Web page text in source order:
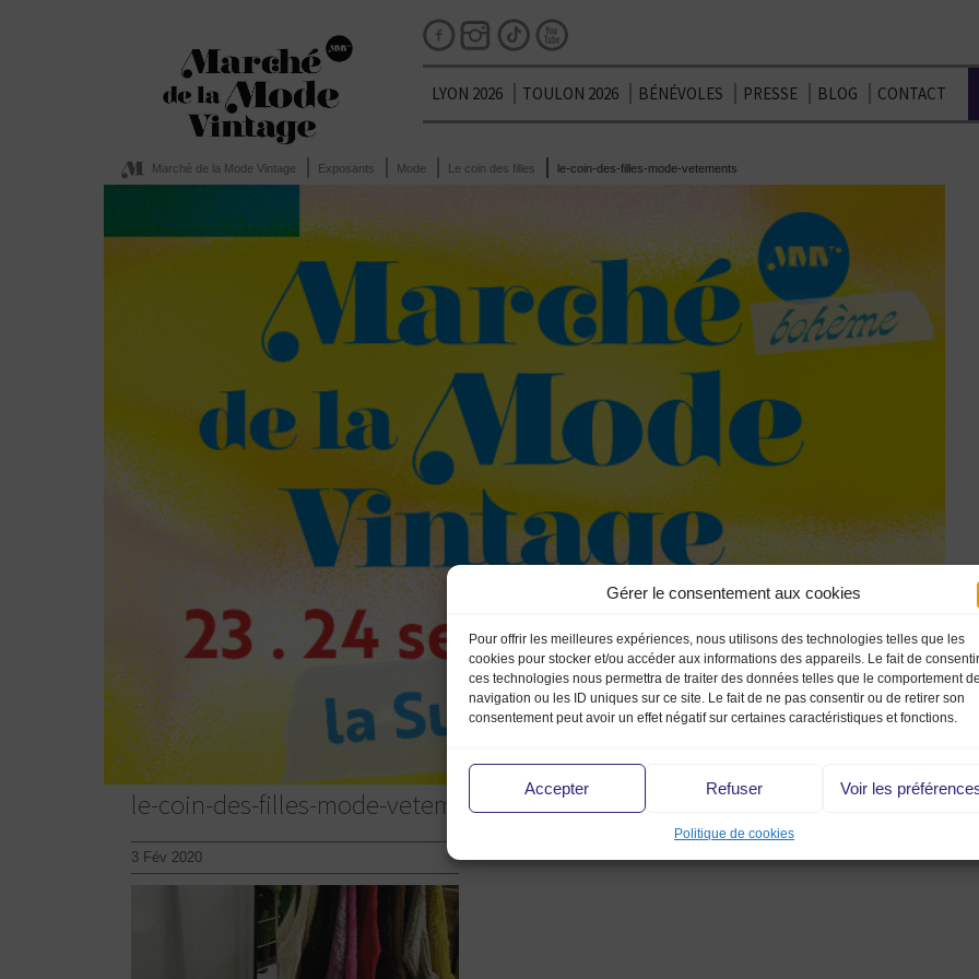
Gérer le consentement aux cookies
Pour offrir les meilleures expériences, nous utilisons des technologies telles que les
cookies pour stocker et/ou accéder aux informations des appareils. Le fait de
ces technologies nous permettra de traiter des données telles que le comportement de
navigation ou les ID uniques sur ce site. Le fait de ne pas consentir ou de retirer son
consentement peut avoir un effet négatif sur certaines caractéristiques et fonctions.
Accepter Refuser Voir les
Politique de cookies
LYON 2026 TOULON 2026 BÉNÉVOLES PRESSE BLOG CONTACT
Marché de la Mode Vintage Exposants Mode Le coin des filles le-coin-des-filles-mode-vetements
le-coin-des-filles-mode-vetements
3 Fév 2020